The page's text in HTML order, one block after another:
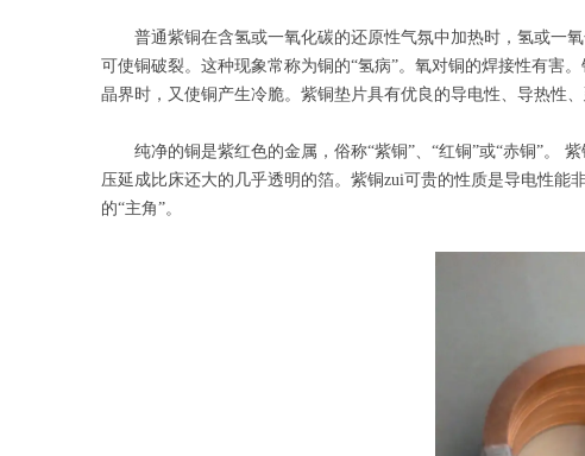
普通紫铜在含氢或一氧化碳的还原性气氛中加热时，氢或一氧
可使铜破裂。这种现象常称为铜的“氢病”。氧对铜的焊接性有害
晶界时，又使铜产生冷脆。紫铜垫片具有优良的导电性、导热性
纯净的铜是紫红色的金属，俗称“紫铜”、“红铜”或“赤铜”。
压延成比床还大的几乎透明的箔。紫铜zui可贵的性质是导电性
的“主角”。